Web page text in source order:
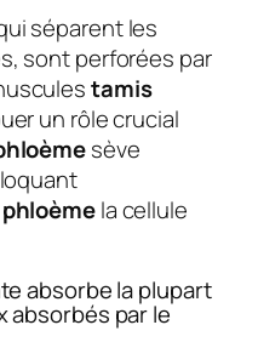
séparent les
sont perforées par
tamis
un rôle crucial
sève
phloèmela cellule
absorbe la plupart
absorbés par le